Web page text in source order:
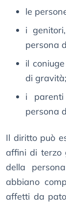
le
i
persona
il
di gravità;
i
persona
Il diritto può
affini di terzo
della
abbiano
affetti da